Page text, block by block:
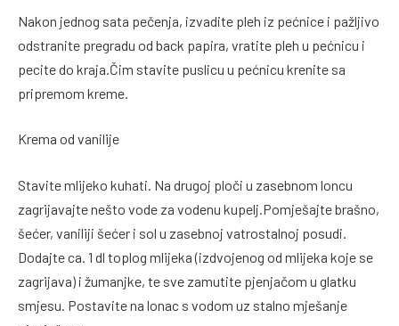
Nakon jednog sata pečenja, izvadite pleh iz pećnice i pažljivo
odstranite pregradu od back papira, vratite pleh u pećnicu i
pecite do kraja.Čim stavite puslicu u pećnicu krenite sa
pripremom kreme.
Krema od vanilije
Stavite mlijeko kuhati. Na drugoj ploči u zasebnom loncu
zagrijavajte nešto vode za vodenu kupelj.Pomješajte brašno,
šećer, vaniliji šećer i sol u zasebnoj vatrostalnoj posudi.
Dodajte ca. 1 dl toplog mlijeka (izdvojenog od mlijeka koje se
zagrijava) i žumanjke, te sve zamutite pjenjačom u glatku
smjesu. Postavite na lonac s vodom uz stalno mješanje